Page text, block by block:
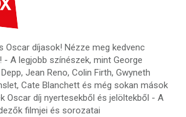
Oscar díjasok! Nézze meg kedvenc
- A legjobb színészek, mint George
Jean Reno, Colin Firth, Gwyneth
Cate Blanchett és még sokan mások
Oscar díj nyertesekből és jelöltekből - A
filmjei és sorozatai